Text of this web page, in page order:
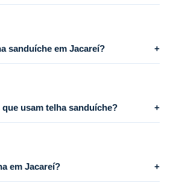
sanduíche em Jacareí? +
usam telha sanduíche? +
em Jacareí? +